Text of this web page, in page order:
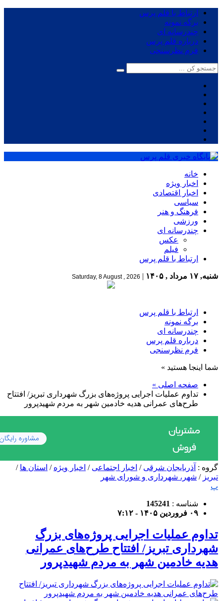
ارتباط با قلم پرس
برگه نمونه
چندرسانه ای
درباره قلم پرس
فرم نظرسنجی
خانه
اخبار ویژه
اخبار اقتصادی
سیاسی
فرهنگ و هنر
ورزشی
چندرسانه ای
عکس
فیلم
ارتباط با قلم پرس
شنبه, ۱۷ مرداد , ۱۴۰۵ |
Saturday, 8 August , 2026
ارتباط با قلم پرس
برگه نمونه
چندرسانه ای
درباره قلم پرس
فرم نظرسنجی
شما اینجا هستید »
صفحه اصلی »
تداوم عملیات اجرایی پروژه‌های بزرگ شهرداری تبریز/ افتتاح
طرح‌های عمرانی هدیه خادمین شهر به مردم شهیدپرور
گروه : آذربایجان شرقی / اخبار اجتماعی / اخبار ویژه / استان ها /
تبریز / شهر، شهرداری و شورای شهر
پ
شناسه : 145241
۰۹ فروردین ۱۴۰۵ - ۷:۱۲
تداوم عملیات اجرایی پروژه‌های بزرگ
شهرداری تبریز/ افتتاح طرح‌های عمرانی
هدیه خادمین شهر به مردم شهیدپرور